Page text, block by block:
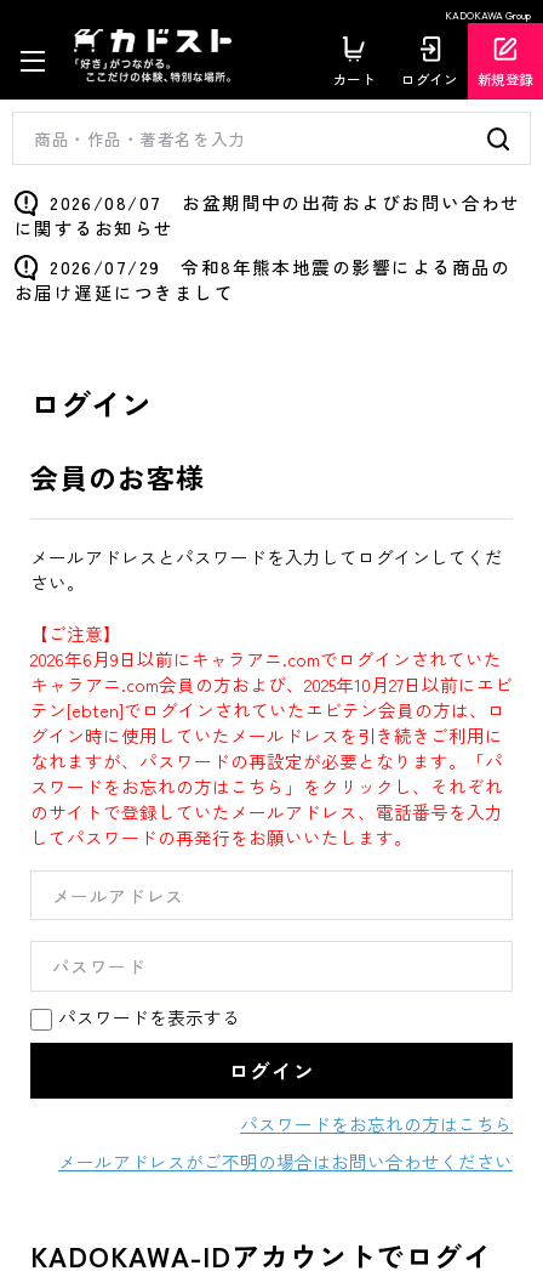
KADOKAWA Group
カート ログイン 新規登録
2026/08/07 お盆期間中の出荷およびお問い合わせ
に関するお知らせ
2026/07/29 令和8年熊本地震の影響による商品の
お届け遅延につきまして
ログイン
会員のお客様
メールアドレスとパスワードを入力してログインしてくだ
さい。
【ご注意】
2026年6月9日以前にキャラアニ.comでログインされていた
キャラアニ.com会員の方および、2025年10月27日以前にエビ
テン[ebten]でログインされていたエビテン会員の方は、ロ
グイン時に使用していたメールドレスを引き続きご利用に
なれますが、パスワードの再設定が必要となります。「パ
スワードをお忘れの方はこちら」をクリックし、それぞれ
のサイトで登録していたメールアドレス、電話番号を入力
してパスワードの再発行をお願いいたします。
パスワードを表示する
パスワードをお忘れの方はこちら
メールアドレスがご不明の場合はお問い合わせください
KADOKAWA-IDアカウントでログイ